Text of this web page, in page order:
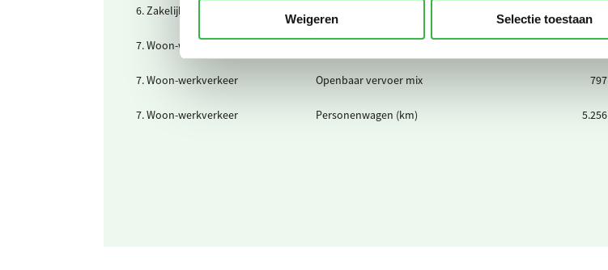
Weigeren Selectie toestaan
6. Zakelijk verkeer
7. Woon-werkverkeer
7. Woon-werkverkeer Openbaar vervoer mix 797
7. Woon-werkverkeer Personenwagen (km) 5.256